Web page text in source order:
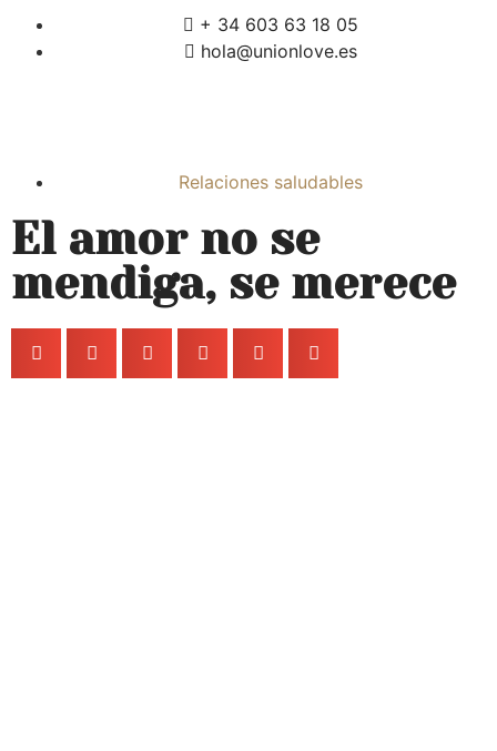
+ 34 603 63 18 05
hola@unionlove.es
Relaciones saludables
El amor no se
mendiga, se merece